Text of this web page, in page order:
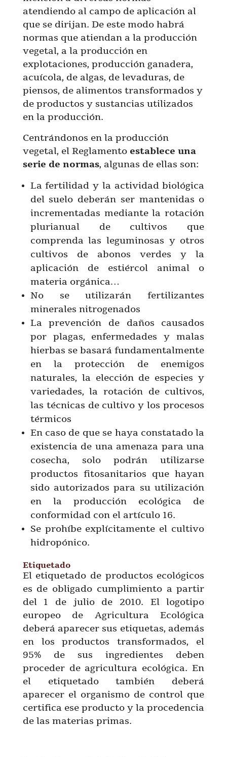
atendiendo al campo de aplicación al
que se dirijan. De este modo habrá
normas que atiendan a la producción
vegetal, a la producción en
explotaciones, producción ganadera,
acuícola, de algas, de levaduras, de
piensos, de alimentos transformados y
de productos y sustancias utilizados
en la producción.
Centrándonos en la producción
vegetal, el Reglamento establece una
serie de normas, algunas de ellas son:
La fertilidad y la actividad biológica
del suelo deberán ser mantenidas o
incrementadas mediante la rotación
plurianual de cultivos que
comprenda las leguminosas y otros
cultivos de abonos verdes y la
aplicación de estiércol animal o
materia orgánica…
No se utilizarán fertilizantes
minerales nitrogenados
La prevención de daños causados
por plagas, enfermedades y malas
hierbas se basará fundamentalmente
en la protección de enemigos
naturales, la elección de especies y
variedades, la rotación de cultivos,
las técnicas de cultivo y los procesos
térmicos
En caso de que se haya constatado la
existencia de una amenaza para una
cosecha, solo podrán utilizarse
productos fitosanitarios que hayan
sido autorizados para su utilización
en la producción ecológica de
conformidad con el artículo 16.
Se prohíbe explícitamente el cultivo
hidropónico.
Etiquetado
El etiquetado de productos ecológicos
es de obligado cumplimiento a partir
del 1 de julio de 2010. El logotipo
europeo de Agricultura Ecológica
deberá aparecer sus etiquetas, además
en los productos transformados, el
95% de sus ingredientes deben
proceder de agricultura ecológica. En
el etiquetado también deberá
aparecer el organismo de control que
certifica ese producto y la procedencia
de las materias primas.